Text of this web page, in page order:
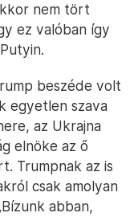
nem tört
ez valóban így
beszéde volt
egyetlen szava
az Ukrajna
elnöke az ő
Trumpnak az is
csak amolyan
abban,